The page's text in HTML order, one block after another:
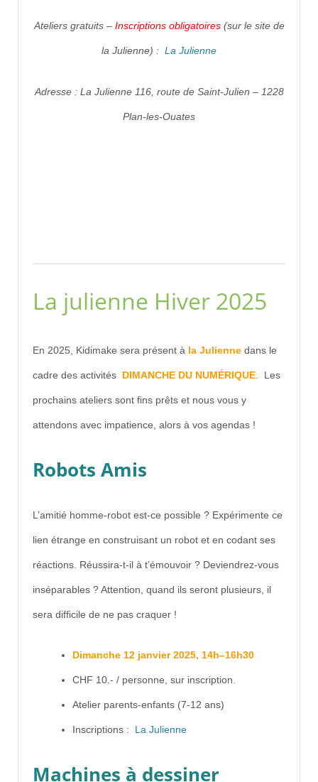
Ateliers gratuits – Inscriptions obligatoires(sur le site de
la Julienne) : La Julienne
Adresse : La Julienne 116, route de Saint-Julien – 1228
Plan-les-Ouates
La julienne Hiver 2025
En 2025, Kidimake sera présent à la Julienne dans le
cadre des activités DIMANCHE DU NUMÉRIQUE . Les
prochains ateliers sont fins prêts et nous vous y
attendons avec impatience, alors à vos agendas !
Robots Amis
L’amitié homme-robot est-ce possible ? Expérimente ce
lien étrange en construisant un robot et en codant ses
réactions. Réussira-t-il à t’émouvoir ? Deviendrez-vous
inséparables ? Attention, quand ils seront plusieurs, il
sera difficile de ne pas craquer !
Dimanche 12 janvier 2025, 14h–16h30
CHF 10.- / personne, sur inscription.
Atelier parents-enfants (7-12 ans)
Inscriptions : La Julienne
Machines à dessiner